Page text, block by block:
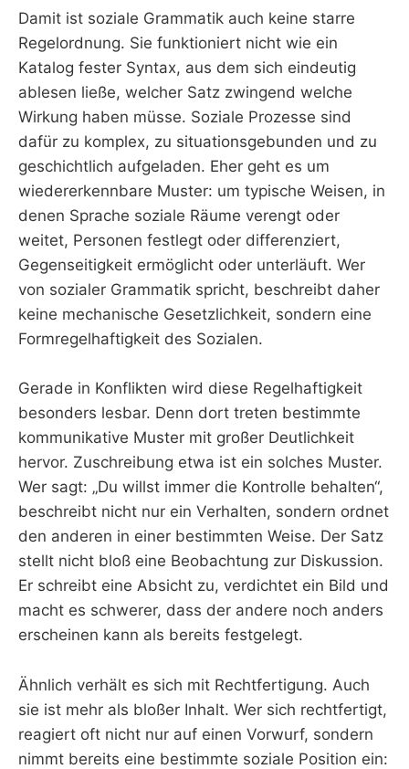
Damit ist soziale Grammatik auch keine starre
Regelordnung. Sie funktioniert nicht wie ein
Katalog fester Syntax, aus dem sich eindeutig
ablesen ließe, welcher Satz zwingend welche
Wirkung haben müsse. Soziale Prozesse sind
dafür zu komplex, zu situationsgebunden und zu
geschichtlich aufgeladen. Eher geht es um
wiedererkennbare Muster: um typische Weisen, in
denen Sprache soziale Räume verengt oder
weitet, Personen festlegt oder differenziert,
Gegenseitigkeit ermöglicht oder unterläuft. Wer
von sozialer Grammatik spricht, beschreibt daher
keine mechanische Gesetzlichkeit, sondern eine
Formregelhaftigkeit des Sozialen.
Gerade in Konflikten wird diese Regelhaftigkeit
besonders lesbar. Denn dort treten bestimmte
kommunikative Muster mit großer Deutlichkeit
hervor. Zuschreibung etwa ist ein solches Muster.
Wer sagt: „Du willst immer die Kontrolle behalten“,
beschreibt nicht nur ein Verhalten, sondern ordnet
den anderen in einer bestimmten Weise. Der Satz
stellt nicht bloß eine Beobachtung zur Diskussion.
Er schreibt eine Absicht zu, verdichtet ein Bild und
macht es schwerer, dass der andere noch anders
erscheinen kann als bereits festgelegt.
Ähnlich verhält es sich mit Rechtfertigung. Auch
sie ist mehr als bloßer Inhalt. Wer sich rechtfertigt,
reagiert oft nicht nur auf einen Vorwurf, sondern
nimmt bereits eine bestimmte soziale Position ein: